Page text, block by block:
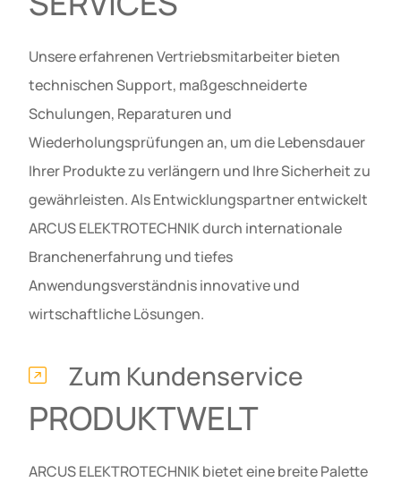
Unsere erfahrenen Vertriebsmitarbeiter bieten
technischen Support, maßgeschneiderte
Schulungen, Reparaturen und
Wiederholungsprüfungen an, um die Lebensdauer
Ihrer Produkte zu verlängern und Ihre Sicherheit zu
gewährleisten. Als Entwicklungspartner entwickelt
ARCUS ELEKTROTECHNIK durch internationale
Branchenerfahrung und tiefes
Anwendungsverständnis innovative und
wirtschaftliche Lösungen.
Zum Kundenservice
PRODUKTWELT
ARCUS ELEKTROTECHNIK bietet eine breite Palette